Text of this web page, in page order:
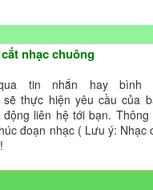
nhạc chuông
tin nhắn hay bình
sẽ thực hiện yêu cầu của
liên hệ tới bạn.
đoạn nhạc ( Lưu ý: Nhạc